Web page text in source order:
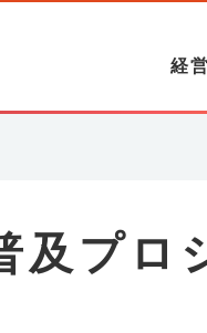
経
及プロ